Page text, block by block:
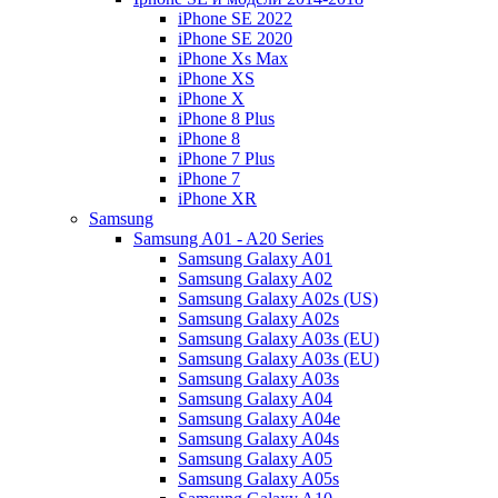
iPhone SE 2022
iPhone SE 2020
iPhone Xs Max
iPhone XS
iPhone X
iPhone 8 Plus
iPhone 8
iPhone 7 Plus
iPhone 7
iPhone XR
Samsung
Samsung A01 - A20 Series
Samsung Galaxy A01
Samsung Galaxy A02
Samsung Galaxy A02s (US)
Samsung Galaxy A02s
Samsung Galaxy A03s (EU)
Samsung Galaxy A03s (EU)
Samsung Galaxy A03s
Samsung Galaxy A04
Samsung Galaxy A04e
Samsung Galaxy A04s
Samsung Galaxy A05
Samsung Galaxy A05s